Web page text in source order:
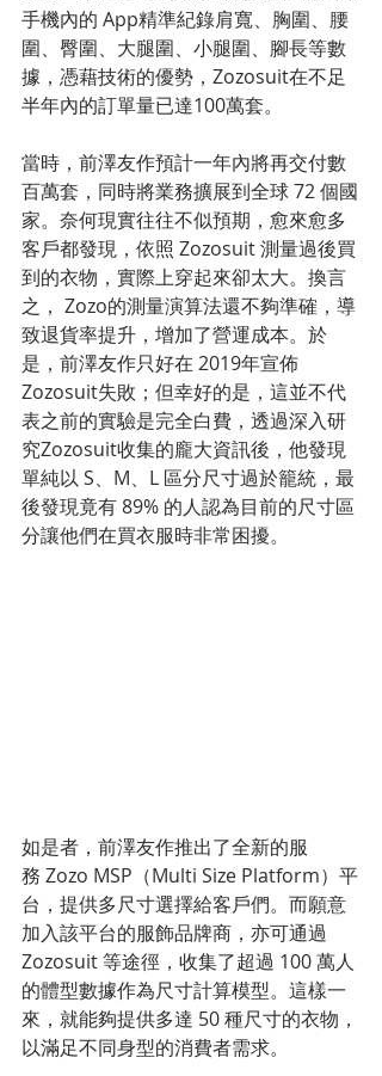
手機內的 App精準紀錄肩寬、胸圍、腰
圍、臀圍、大腿圍、小腿圍、腳長等數
據，憑藉技術的優勢，Zozosuit在不足
半年內的訂單量已達100萬套。
當時，前澤友作預計一年內將再交付數
百萬套，同時將業務擴展到全球 72 個國
家。奈何現實往往不似預期，愈來愈多
客戶都發現，依照 Zozosuit 測量過後買
到的衣物，實際上穿起來卻太大。換言
之， Zozo的測量演算法還不夠準確，導
致退貨率提升，增加了營運成本。於
是，前澤友作只好在 2019年宣佈
Zozosuit失敗；但幸好的是，這並不代
表之前的實驗是完全白費，透過深入研
究Zozosuit收集的龐大資訊後，他發現
單純以 S、M、L 區分尺寸過於籠統，最
後發現竟有 89% 的人認為目前的尺寸區
分讓他們在買衣服時非常困擾。
如是者，前澤友作推出了全新的服
務 Zozo MSP（Multi Size Platform）平
台，提供多尺寸選擇給客戶們。而願意
加入該平台的服飾品牌商，亦可通過
Zozosuit 等途徑，收集了超過 100 萬人
的體型數據作為尺寸計算模型。這樣一
來，就能夠提供多達 50 種尺寸的衣物，
以滿足不同身型的消費者需求。